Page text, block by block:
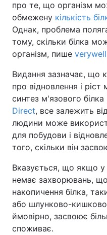
про те, що організм
обмежену кількість
Однак, проблема
тому, скільки білка
організм, пише
Видання зазначає, що
про відновлення і
синтез м'язового
Direct, все залежить
людини може
для побудови і
того, скільки він
Вказується, що якщо
немає захворювань,
накопичення білка,
або шлунково-
ймовірно, засвоює
споживає.